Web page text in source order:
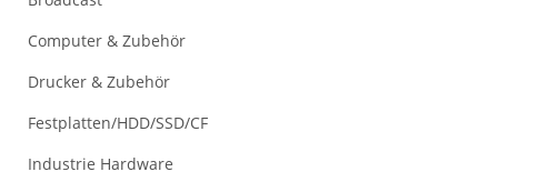
Computer & Zubehör
Drucker & Zubehör
Festplatten/HDD/SSD/CF
Industrie Hardware